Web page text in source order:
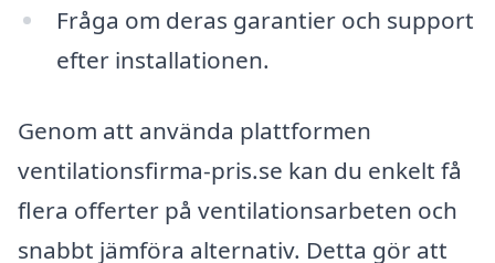
Fråga om deras garantier och support
efter installationen.
Genom att använda plattformen
ventilationsfirma-pris.se kan du enkelt få
flera offerter på ventilationsarbeten och
snabbt jämföra alternativ. Detta gör att